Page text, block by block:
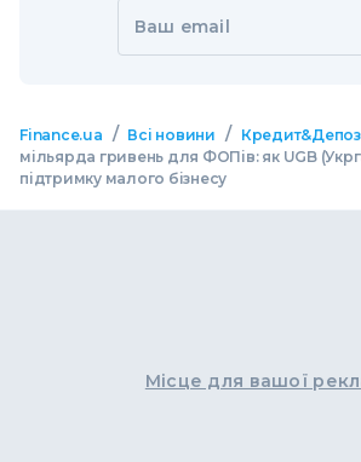
Ваш email
Finance.ua / Всі новини /
мільярда гривень для ФОПів: як UGB
підтримку малого бізнесу
Місце для вашої